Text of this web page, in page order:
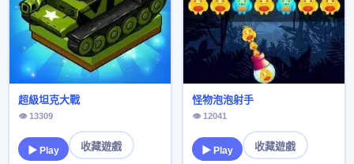
超級坦克大戰
👁 13309
▶ Play 收藏遊戲
怪物泡泡射手
👁 12041
▶ Play 收藏遊戲